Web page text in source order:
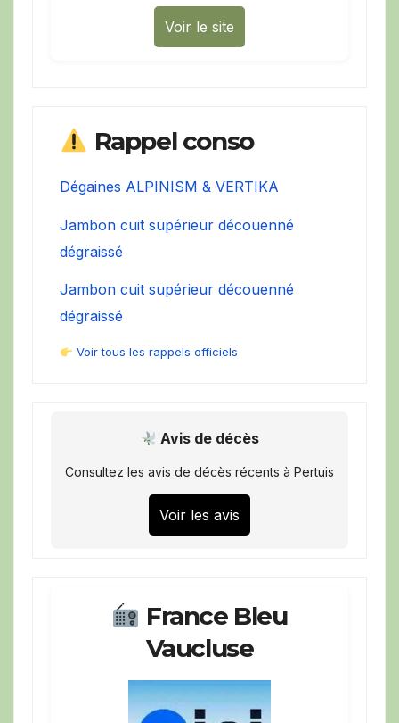
Voir le site
Rappel conso
Dégaines ALPINISM & VERTIKA
Jambon cuit supérieur découenné
dégraissé
Jambon cuit supérieur découenné
dégraissé
Voir tous les rappels officiels
Avis de décès
Consultez les avis de décès récents à Pertuis
Voir les avis
France Bleu
Vaucluse